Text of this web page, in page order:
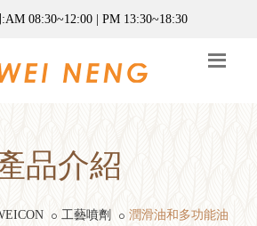
08:30~12:00 | PM 13:30~18:30
品介紹
工藝噴劑 潤滑油和多功能油